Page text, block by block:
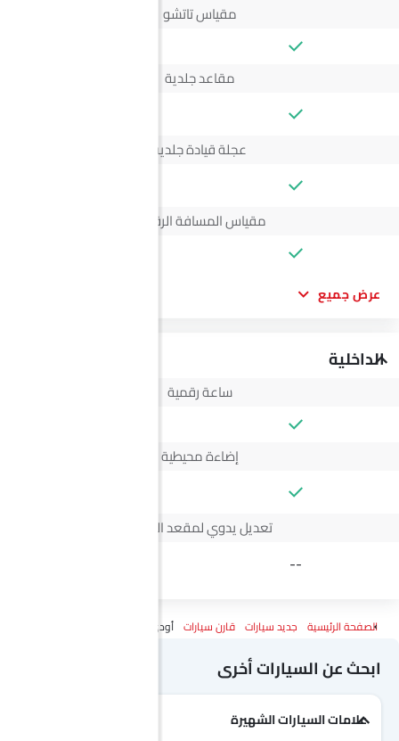
مقياس تاتشو
مقاعد جلدية
عجلة قيادة جلدية
مقياس المسافة الرقمي
عرض جميع
الداخلية
ساعة رقمية
إضاءة محيطية
تعديل يدوي لمقعد السائق
--
الصفحة الرئيسية جديد سيارات قارن سيارات أودي إيه 6 أفانت Vs ج إم سي فيجوس
ابحث عن السيارات أخرى
علامات السيارات الشهيرة